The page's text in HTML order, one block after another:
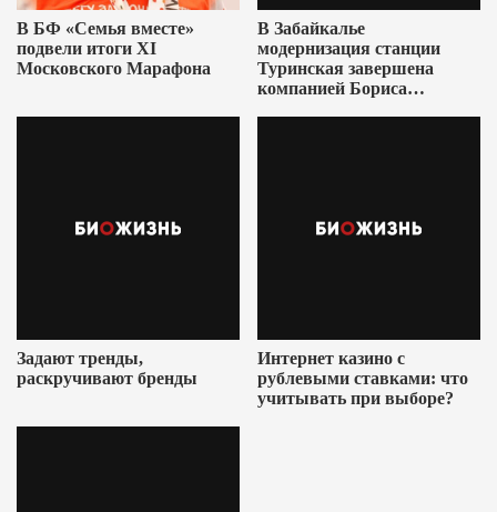
В БФ «Семья вместе»
подвели итоги XI
Московского Марафона
В Забайкалье
модернизация станции
Туринская завершена
компанией Бориса
Задают тренды,
раскручивают бренды
Интернет казино с
рублевыми ставками: что
учитывать при выборе?